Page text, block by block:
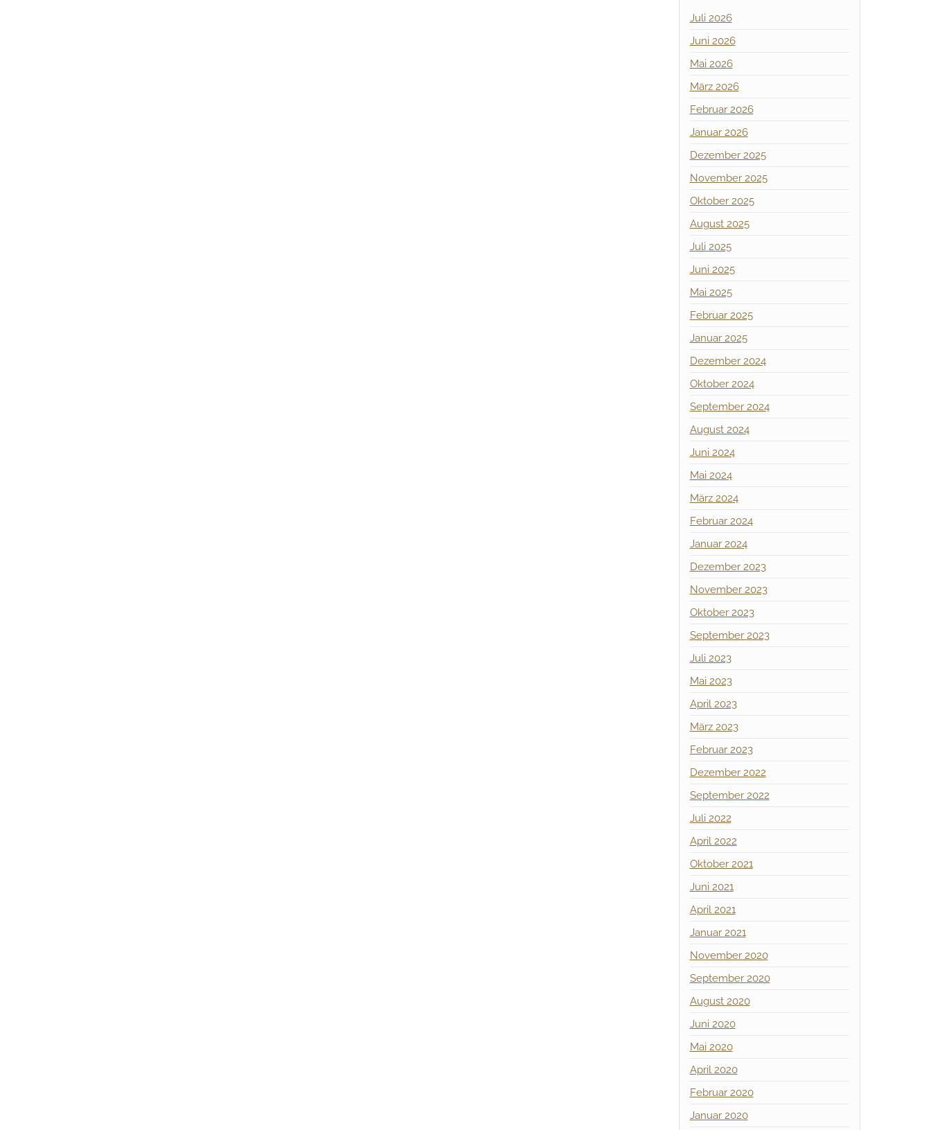
Juli 2026
Juni 2026
Mai 2026
März 2026
Februar 2026
Januar 2026
Dezember 2025
November 2025
Oktober 2025
August 2025
Juli 2025
Juni 2025
Mai 2025
Februar 2025
Januar 2025
Dezember 2024
Oktober 2024
September 2024
August 2024
Juni 2024
Mai 2024
März 2024
Februar 2024
Januar 2024
Dezember 2023
November 2023
Oktober 2023
September 2023
Juli 2023
Mai 2023
April 2023
März 2023
Februar 2023
Dezember 2022
September 2022
Juli 2022
April 2022
Oktober 2021
Juni 2021
April 2021
Januar 2021
November 2020
September 2020
August 2020
Juni 2020
Mai 2020
April 2020
Februar 2020
Januar 2020